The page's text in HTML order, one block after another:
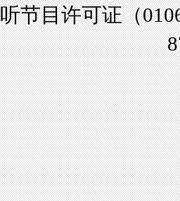
节目许可证（